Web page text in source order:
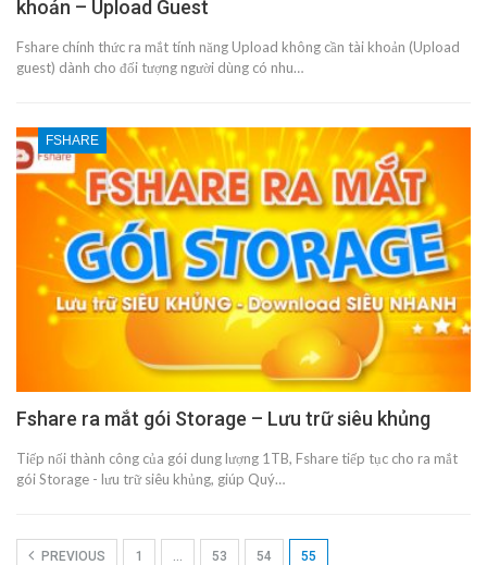
khoản – Upload Guest
Fshare chính thức ra mắt tính năng Upload không cần tài khoản (Upload
guest) dành cho đối tượng người dùng có nhu…
FSHARE
Fshare ra mắt gói Storage – Lưu trữ siêu khủng
Tiếp nối thành công của gói dung lượng 1TB, Fshare tiếp tục cho ra mắt
gói Storage - lưu trữ siêu khủng, giúp Quý…
PREVIOUS 1 … 53 54 55